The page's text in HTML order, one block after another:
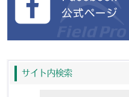
サイト内検索